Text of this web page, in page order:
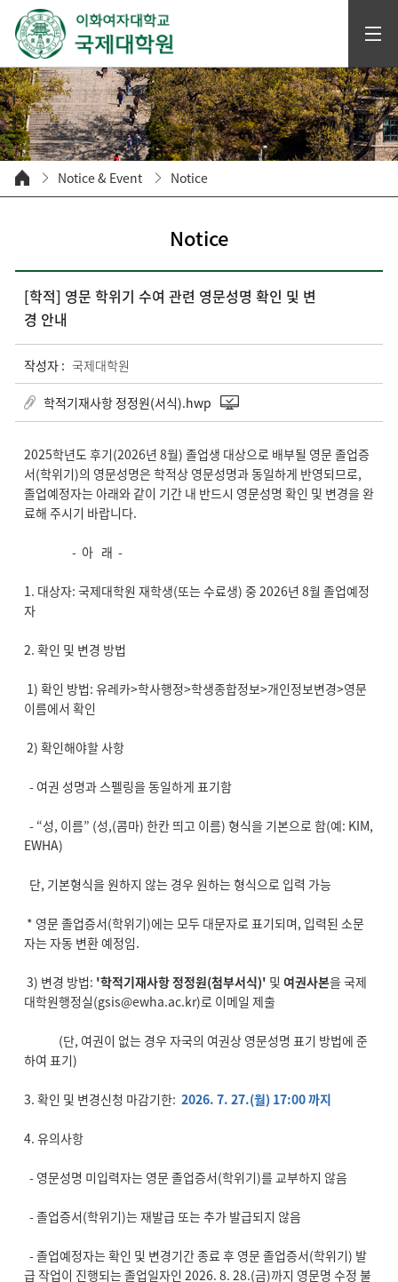
Notice & Event Notice
Notice
[학적] 영문 학위기 수여 관련 영문성명 확인 및 변
경 안내
작성자 : 국제대학원
학적기재사항 정정원(서식).hwp
2025학년도 후기(2026년 8월) 졸업생 대상으로 배부될 영문 졸업증
서(학위기)의 영문성명은 학적상 영문성명과 동일하게 반영되므로,
졸업예정자는 아래와 같이 기간 내 반드시 영문성명 확인 및 변경을 완
료해 주시기 바랍니다.
- 아 래 -
1. 대상자: 국제대학원 재학생(또는 수료생) 중 2026년 8월 졸업예정
자
2. 확인 및 변경 방법
1) 확인 방법: 유레카>학사행정>학생종합정보>개인정보변경>영문
이름에서 확인
2) 확인해야할 사항
- 여권 성명과 스펠링을 동일하게 표기함
- “성, 이름” (성,(콤마) 한칸 띄고 이름) 형식을 기본으로 함(예: KIM,
EWHA)
단, 기본형식을 원하지 않는 경우 원하는 형식으로 입력 가능
* 영문 졸업증서(학위기)에는 모두 대문자로 표기되며, 입력된 소문
자는 자동 변환 예정임.
3) 변경 방법: '학적기재사항 정정원(첨부서식)' 및 여권사본을 국제
대학원행정실(gsis@ewha.ac.kr)로 이메일 제출
(단, 여권이 없는 경우 자국의 여권상 영문성명 표기 방법에 준
하여 표기)
3. 확인 및 변경신청 마감기한: 2026. 7. 27.(월) 17:00 까지
4. 유의사항
- 영문성명 미입력자는 영문 졸업증서(학위기)를 교부하지 않음
- 졸업증서(학위기)는 재발급 또는 추가 발급되지 않음
- 졸업예정자는 확인 및 변경기간 종료 후 영문 졸업증서(학위기) 발
급 작업이 진행되는 졸업일자인 2026. 8. 28.(금)까지 영문명 수정 불